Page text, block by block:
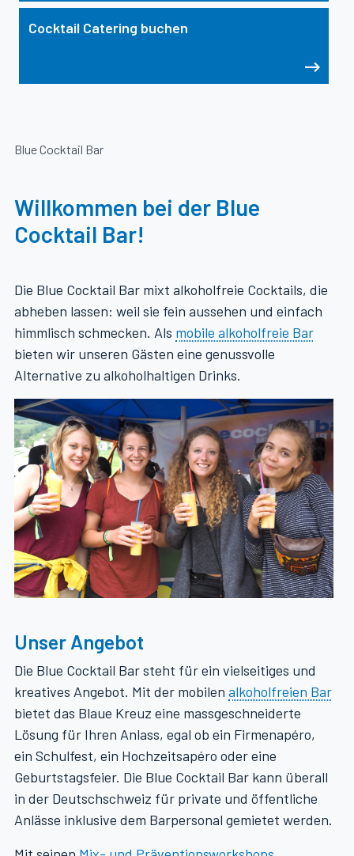
Cocktail Catering buchen
Blue Cocktail Bar
Willkommen bei der Blue
Cocktail Bar!
Die Blue Cocktail Bar mixt alkoholfreie Cocktails, die
abheben lassen: weil sie fein aussehen und einfach
himmlisch schmecken. Als mobile alkoholfreie Bar
bieten wir unseren Gästen eine genussvolle
Alternative zu alkoholhaltigen Drinks.
Unser Angebot
Die Blue Cocktail Bar steht für ein vielseitiges und
kreatives Angebot. Mit der mobilen alkoholfreien Bar
bietet das Blaue Kreuz eine massgeschneiderte
Lösung für Ihren Anlass, egal ob ein Firmenapéro,
ein Schulfest, ein Hochzeitsapéro oder eine
Geburtstagsfeier. Die Blue Cocktail Bar kann überall
in der Deutschschweiz für private und öffentliche
Anlässe inklusive dem Barpersonal gemietet werden.